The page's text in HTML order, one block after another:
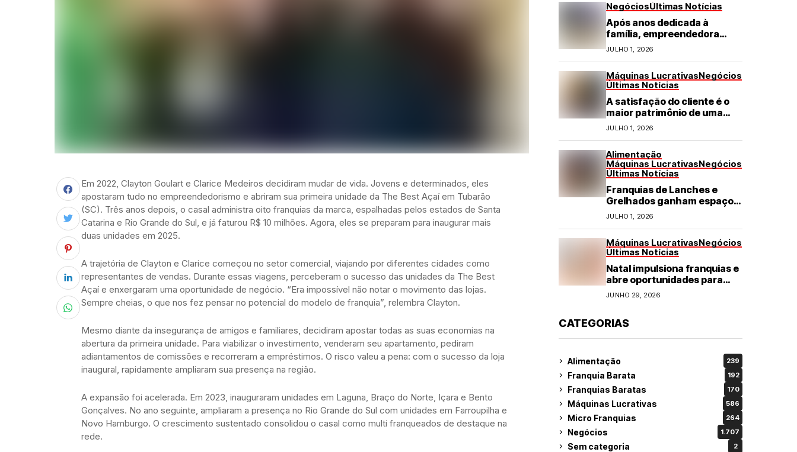
Em 2022, Clayton Goulart e Clarice Medeiros decidiram mudar de vida. Jovens e determinados, eles
apostaram tudo no empreendedorismo e abriram sua primeira unidade da The Best Açaí em Tubarão
(SC). Três anos depois, o casal administra oito franquias da marca, espalhadas pelos estados de Santa
Catarina e Rio Grande do Sul, e já faturou R$ 10 milhões. Agora, eles se preparam para inaugurar mais
duas unidades em 2025.
A trajetória de Clayton e Clarice começou no setor comercial, viajando por diferentes cidades como
representantes de vendas. Durante essas viagens, perceberam o sucesso das unidades da The Best
Açaí e enxergaram uma oportunidade de negócio. “Era impossível não notar o movimento das lojas.
Sempre cheias, o que nos fez pensar no potencial do modelo de franquia”, relembra Clayton.
Mesmo diante da insegurança de amigos e familiares, decidiram apostar todas as suas economias na
abertura da primeira unidade. Para viabilizar o investimento, venderam seu apartamento, pediram
adiantamentos de comissões e recorreram a empréstimos. O risco valeu a pena: com o sucesso da loja
inaugural, rapidamente ampliaram sua presença na região.
A expansão foi acelerada. Em 2023, inauguraram unidades em Laguna, Braço do Norte, Içara e Bento
Gonçalves. No ano seguinte, ampliaram a presença no Rio Grande do Sul com unidades em Farroupilha e
Novo Hamburgo. O crescimento sustentado consolidou o casal como multi franqueados de destaque na
rede.
NegóciosÚltimas Notícias
Após anos dedicada à
família, empreendedora
transforma franquia de
turismo em negócio de
JULHO 1, 2026
Máquinas LucrativasNegócios
Últimas Notícias
A satisfação do cliente é o
maior patrimônio de uma
franquia
JULHO 1, 2026
Alimentação
Máquinas LucrativasNegócios
Últimas Notícias
Franquias de Lanches e
Grelhados ganham espaço
com demanda por refeições
rápidas e de qualidade
JULHO 1, 2026
Máquinas LucrativasNegócios
Últimas Notícias
Natal impulsiona franquias e
abre oportunidades para
diversos segmentos do
JUNHO 29, 2026
CATEGORIAS
Alimentação 239
Franquia Barata 192
Franquias Baratas 170
Máquinas Lucrativas 586
Micro Franquias 264
Negócios 1.707
Sem categoria 2